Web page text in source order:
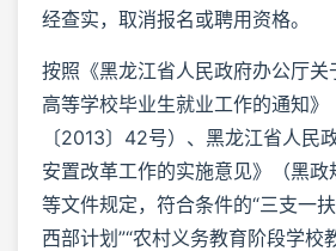
经查实，取消报名或聘用资格。
按照《黑龙江省人民政府办公厅关
高等学校毕业生就业工作的通知》
〔2013〕42号）、黑龙江省人民
安置改革工作的实施意见》（黑政
等文件规定，符合条件的“三支一
西部计划”“农村义务教育阶段学校